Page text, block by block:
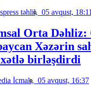
təhlil, 05 avqust, 18:11
Orta Dəhliz:
Xəzərin
birləşdirdi
İcmalı, 05 avqust, 16:37